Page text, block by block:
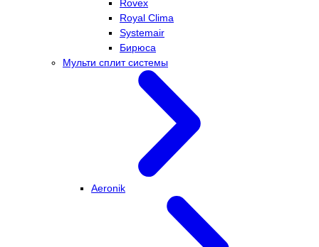
Rovex
Royal Clima
Systemair
Бирюса
Мульти сплит системы
Aeronik